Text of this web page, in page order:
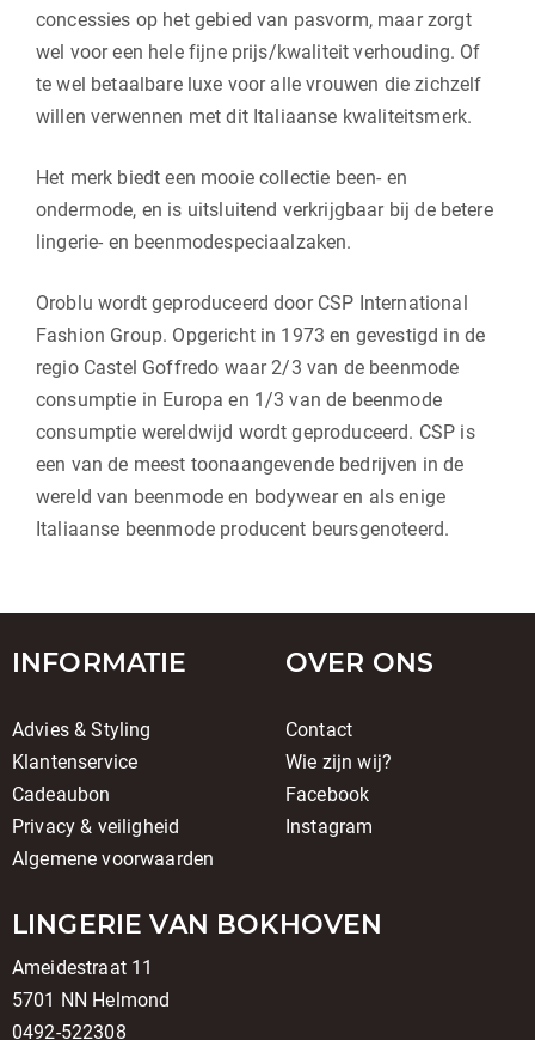
concessies op het gebied van pasvorm, maar zorgt
wel voor een hele fijne prijs/kwaliteit verhouding. Of
te wel betaalbare luxe voor alle vrouwen die zichzelf
willen verwennen met dit Italiaanse kwaliteitsmerk.
Het merk biedt een mooie collectie been- en
ondermode, en is uitsluitend verkrijgbaar bij de betere
lingerie- en beenmodespeciaalzaken.
Oroblu wordt geproduceerd door CSP International
Fashion Group. Opgericht in 1973 en gevestigd in de
regio Castel Goffredo waar 2/3 van de beenmode
consumptie in Europa en 1/3 van de beenmode
consumptie wereldwijd wordt geproduceerd. CSP is
een van de meest toonaangevende bedrijven in de
wereld van beenmode en bodywear en als enige
Italiaanse beenmode producent beursgenoteerd.
INFORMATIE
Advies & Styling
Klantenservice
Cadeaubon
Privacy & veiligheid
Algemene voorwaarden
OVER ONS
Contact
Wie zijn wij?
Facebook
Instagram
LINGERIE VAN BOKHOVEN
Ameidestraat 11
5701 NN Helmond
0492-522308